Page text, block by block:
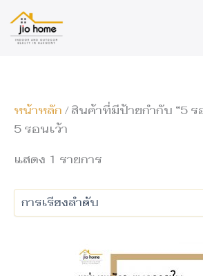
Skip
to
content
หน้าหลัก / สินค้าที่มีป้ายกำกับ “5 ร
5 รอนเว้า
แสดง 1 รายการ